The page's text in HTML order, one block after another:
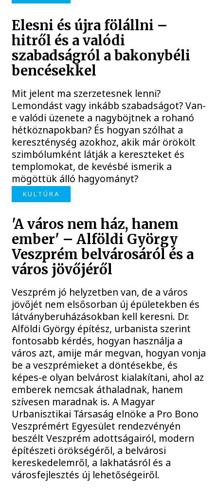
Elesni és újra fölállni –
hitről és a valódi
szabadságról a bakonybéli
bencésekkel
Mit jelent ma szerzetesnek lenni?
Lemondást vagy inkább szabadságot? Van-
e valódi üzenete a nagyböjtnek a rohanó
hétköznapokban? És hogyan szólhat a
kereszténység azokhoz, akik már örökölt
szimbólumként látják a kereszteket és
templomokat, de kevésbé ismerik a
mögöttük álló hagyományt?
KULTÚRA
'A város nem ház, hanem
ember' – Alföldi György
Veszprém belvárosáról és a
város jövőjéről
Veszprém jó helyzetben van, de a város
jövőjét nem elsősorban új épületekben és
látványberuházásokban kell keresni. Dr.
Alföldi György építész, urbanista szerint
fontosabb kérdés, hogyan használja a
város azt, amije már megvan, hogyan vonja
be a veszprémieket a döntésekbe, és
képes-e olyan belvárost kialakítani, ahol az
emberek nemcsak áthaladnak, hanem
szívesen maradnak is. A Magyar
Urbanisztikai Társaság elnöke a Pro Bono
Veszprémért Egyesület rendezvényén
beszélt Veszprém adottságairól, modern
építészeti örökségéről, a belvárosi
kereskedelemről, a lakhatásról és a
városfejlesztés új lehetőségeiről.